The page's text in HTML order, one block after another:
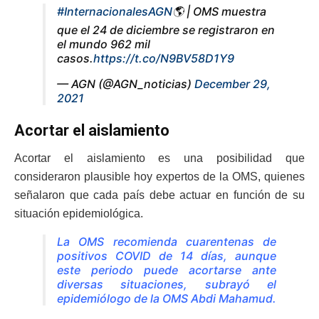
#InternacionalesAGN🌎 | OMS muestra
que el 24 de diciembre se registraron en
el mundo 962 mil
casos.https://t.co/N9BV58D1Y9
— AGN (@AGN_noticias) December 29,
2021
Acortar el aislamiento
Acortar el aislamiento es una posibilidad que
consideraron plausible hoy expertos de la OMS, quienes
señalaron que cada país debe actuar en función de su
situación epidemiológica.
La OMS recomienda cuarentenas de
positivos COVID de 14 días, aunque
este periodo puede acortarse ante
diversas situaciones, subrayó el
epidemiólogo de la OMS Abdi Mahamud.